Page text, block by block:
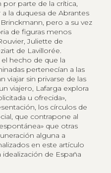
parte de la crítica,
la duquesa de Abrantes
pero a su vez
de figuras menos
Juliette de
de Lavillorée.
hecho de que la
pertenecían a las
viajar sin privarse de las
viajero, Lafarga explora
u ofrecida»,
los círculos de
que contrapone al
que otras
alguna a
en este artículo
de España